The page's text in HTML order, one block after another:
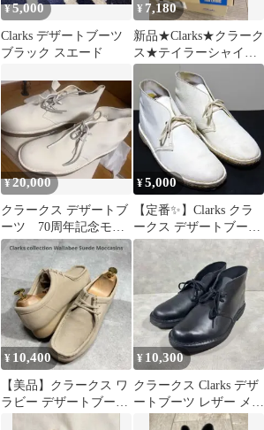
¥5,000
Clarks デザートブーツ
ブラック スエード
¥ 7,180
新品★Clarks★クラーク
ス★テイラーシャイン
本革ブーツ サイドゴア
25cm
¥20,000
クラークス デザートブ
ーツ 70周年記念モデ
ル
¥5,000
【定番✨️】Clarks クラ
ークス デザートブーツ
ホワイト US8 革靴
¥ 10,400
【美品】クラークス ワ
ラビー デザートブーツ
レディース 23.5cm ベー
¥ 10,300
クラークス Clarks デザ
ートブーツ レザー メン
ズ 26.5cm